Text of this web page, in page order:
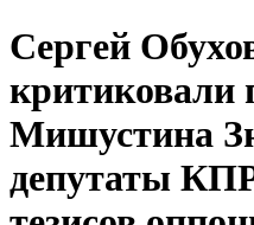
Сергей
критиковали
Мишустина
депутаты